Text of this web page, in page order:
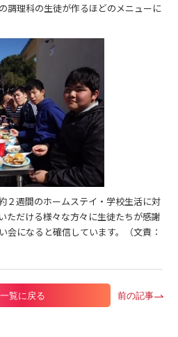
調理科の生徒が作るほどのメニューに
２週間のホームステイ・学校生活に対
ただける様々な方々に生徒たちが感謝
会になると確信しています。（文責：
一覧に戻る 前の記事